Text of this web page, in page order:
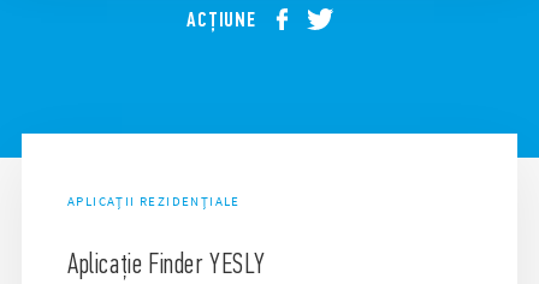
ACȚIUNE
APLICAȚII REZIDENȚIALE
Aplicație Finder YESLY